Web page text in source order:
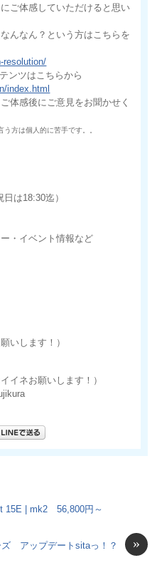
ご体感していただけると思い
んなん？という方はこちらを
resolution/
ンツはこちらから
index.html
体感後にご意見をお聞かせく
方は個人的に苦手です。。
は18:30迄）
・イベント情報など
いします！）
イネお願いします！）
| mk2 56,800円～
»
アップデートsitaっ！？